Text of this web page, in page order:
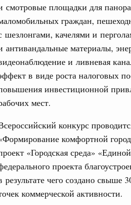
смотровые площадки для
граждан,
шезлонгами, качелями и
антивандальные материалы,
и ливневая
в виде роста налоговых
инвестиционной
мест.
конкурс
комфортной
«Городская среда»
проекта
результате чего создано
коммерческой активности.
экономический союз.
принял участие во
Жапарова с главами
Евразийского
совета
Вчера
вопросы промышленной политики
провёл заседание
в сфере строительства
Более 130
построено под